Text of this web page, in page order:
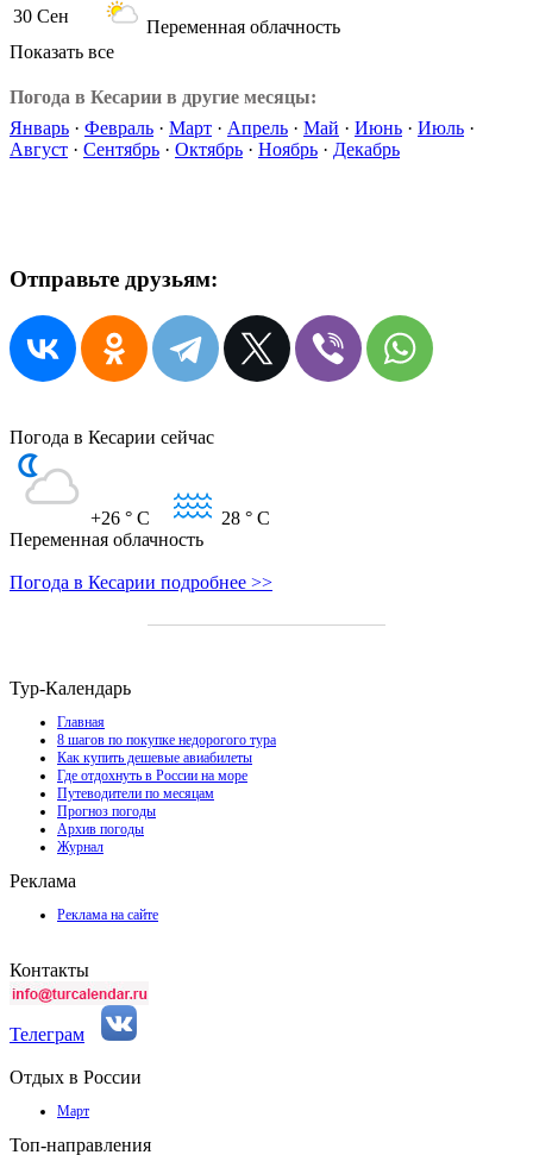
30 Сен
Переменная облачность
Показать все
Погода в Кесарии в другие месяцы:
Январь · Февраль · Март · Апрель · Май · Июнь · Июль ·
Август · Сентябрь · Октябрь · Ноябрь · Декабрь
Отправьте друзьям:
Погода в Кесарии сейчас
+26 ° C 28 ° C
Переменная облачность
Погода в Кесарии подробнее >>
Тур-Календарь
Главная
8 шагов по покупке недорогого тура
Как купить дешевые авиабилеты
Где отдохнуть в России на море
Путеводители по месяцам
Прогноз погоды
Архив погоды
Журнал
Реклама
Реклама на сайте
Контакты
Телеграм
Отдых в России
Март
Топ-направления